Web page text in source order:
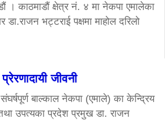
। काठमाडौं क्षेत्र नं. ४ मा नेकपा एमालेका
डा.राजन भट्टराई पक्षमा माहोल दरिलो
जीवनी
बाल्काल नेकपा (एमाले) का केन्द्रिय
उपत्यका प्रदेश प्रमुख डा. राजन